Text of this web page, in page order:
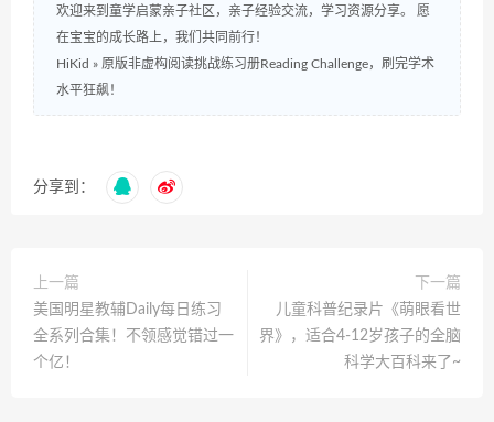
欢迎来到童学启蒙亲子社区，亲子经验交流，学习资源分享。 愿
在宝宝的成长路上，我们共同前行！
HiKid » 原版非虚构阅读挑战练习册Reading Challenge，刷完学术
水平狂飙！
分享到：
上一篇
美国明星教辅Daily每日练习
全系列合集！不领感觉错过一
个亿！
下一篇
儿童科普纪录片《萌眼看世
界》，适合4-12岁孩子的全脑
科学大百科来了~